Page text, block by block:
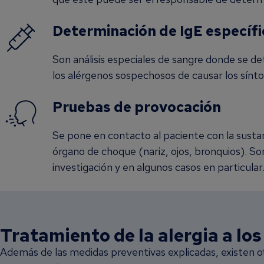
Determinación de IgE
Son análisis especiales de sangre donde se
los alérgenos sospechosos de causar los
Pruebas de provocación
Se pone en contacto al paciente con la
órgano de choque (nariz, ojos, bronquios).
investigación y en algunos casos en
Tratamiento de la alergia a
Además de las medidas preventivas explicadas,